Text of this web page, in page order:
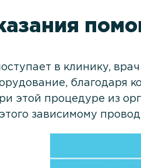
в клинику,
благодаря
этой процедуре из
зависимому